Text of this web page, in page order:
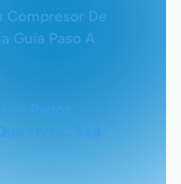
Compresor De
Guía Paso A
Pagos
HVAC Sea